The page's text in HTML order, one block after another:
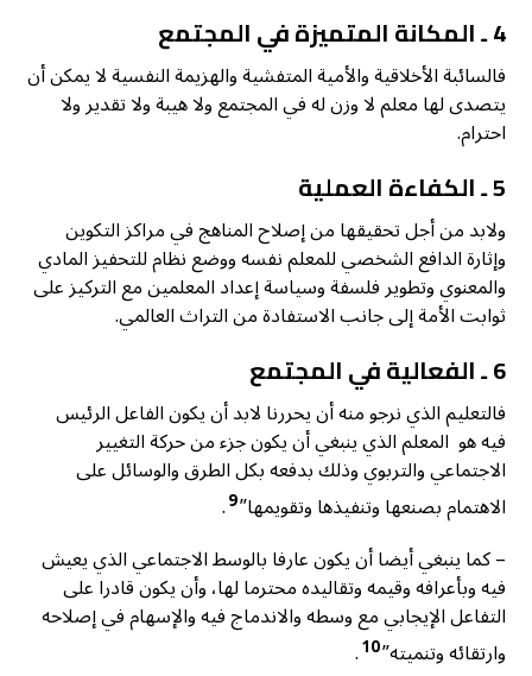
4 ـ المكانة المتميزة في المجتمع
فالسائبة الأخلاقية والأمية المتفشية والهزيمة النفسية لا يمكن أن
يتصدى لها معلم لا وزن له في المجتمع ولا هيبة ولا تقدير ولا
احترام.
5 ـ الكفاءة العملية
ولابد من أجل تحقيقها من إصلاح المناهج في مراكز التكوين
وإثارة الدافع الشخصي للمعلم نفسه ووضع نظام للتحفيز المادي
والمعنوي وتطوير فلسفة وسياسة إعداد المعلمين مع التركيز على
ثوابت الأمة إلى جانب الاستفادة من التراث العالمي.
6 ـ الفعالية في المجتمع
فالتعليم الذي نرجو منه أن يحررنا لابد أن يكون الفاعل الرئيس
فيه هو المعلم الذي ينبغي أن يكون جزء من حركة التغيير
الاجتماعي والتربوي وذلك بدفعه بكل الطرق والوسائل على
الاهتمام بصنعها وتنفيذها وتقويمها”9
.
– كما ينبغي أيضا أن يكون عارفا بالوسط الاجتماعي الذي يعيش
فيه وبأعرافه وقيمه وتقاليده محترما لها، وأن يكون قادرا على
التفاعل الإيجابي مع وسطه والاندماج فيه والإسهام في إصلاحه
وارتقائه وتنميته”10
.